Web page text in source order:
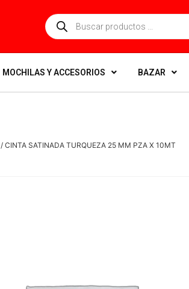
MOCHILAS Y ACCESORIOS BAZAR
/ CINTA SATINADA TURQUEZA 25 MM PZA X 10MT